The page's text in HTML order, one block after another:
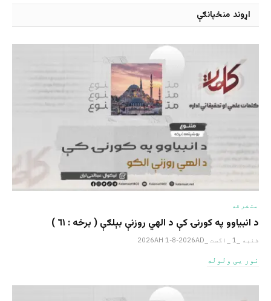
اړوند منځپانګې
متفرقه
د انبیاوو په کورنۍ کې د الهي روزنې بېلګې ( برخه : ٦١ )
شنبه _1 _اگست _2026AH 1-8-2026AD
نور یی ولوله